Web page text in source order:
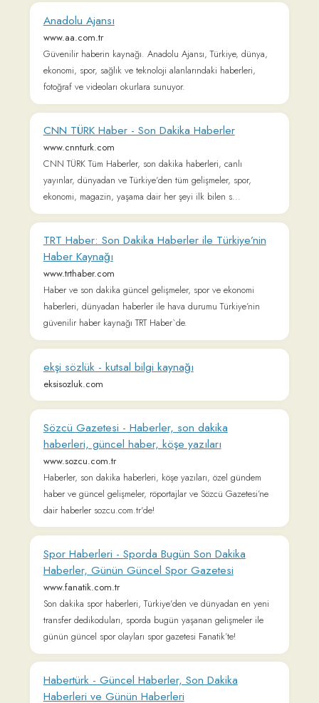
Haber Kaynağı
www.trthaber.com
Haber ve son dakika güncel gelişmeler, spor ve ekonomi
haberleri, dünyadan haberler ile hava durumu Türkiye’nin
güvenilir haber kaynağı TRT Haber`de.
eksisozluk.com
Sözcü Gazetesi - Haberler, son dakika
haberleri, güncel haber, köşe yazıları
www.sozcu.com.tr
Haberler, son dakika haberleri, köşe yazıları, özel gündem
dair haberler sozcu.com.tr'de!
Spor Haberleri - Sporda Bugün Son Dakika
Haberler, Günün Güncel Spor Gazetesi
www.fanatik.com.tr
Son dakika spor haberleri, Türkiye'den ve dünyadan en yeni
transfer dedikoduları, sporda bugün yaşanan gelişmeler ile
Habertürk - Güncel Haberler, Son Dakika
Haberleri ve Günün Haberleri
Haberler, son dakika haberleri ve en son gelişmeler
Habertürk'te! Gazete haberleri, güncel olaylar ve ekonomi,
magazin, gündem, spor haberi Türkiye'nin en büyük internet
gazetesinde!
Milliyet - Haberler, Son Dakika Haberleri ve
Güncel Haber
Türkiye gündeminden son dakika haberleri, Dünyadan flaş
gelişmeler, Ekonomi dünyasından en yeni haberler, Günün
en önemli gazete haber başlıkları ve daha fazlası Milliyet'te!
Nefis Yemek Tarifleri - Kolay ve Pratik Yemek
Tarifleri
www.nefisyemektarifleri.com
bulunduğu Nefis Yemek Tarifleri Türkiye'nin en çok okunan
yemek tarifleri sitesi.